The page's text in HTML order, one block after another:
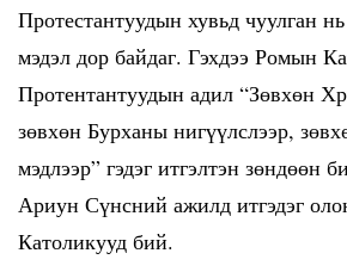
Протестантуудын хувьд чуулган
мэдэл дор байдаг. Гэхдээ Ромын
Протентантуудын адил “Зөвхөн
зөвхөн Бурханы нигүүлслээр,
мэдлээр” гэдэг итгэлтэн зөндөөн
Ариун Сүнсний ажилд итгэдэг
Католикууд бий.